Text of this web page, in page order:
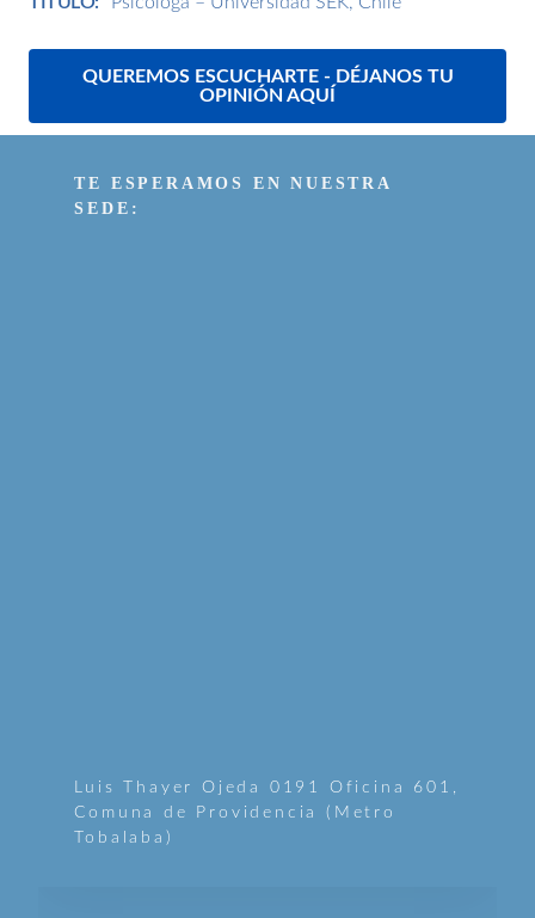
QUEREMOS ESCUCHARTE - DÉJANOS TU
OPINIÓN AQUÍ
TE ESPERAMOS EN NUESTRA
SEDE:
Luis Thayer Ojeda 0191 Oficina 601,
Comuna de Providencia (Metro
Tobalaba)